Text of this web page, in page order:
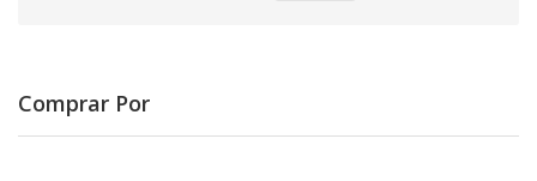
Comprar Por